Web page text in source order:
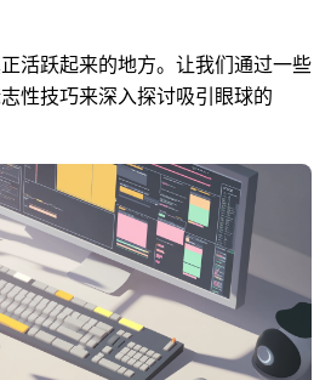
活跃起来的地方。让我们通过一些
性技巧来深入探讨吸引眼球的